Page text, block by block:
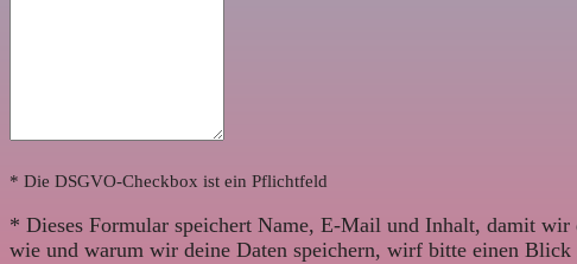
* Die DSGVO-Checkbox ist ein Pflichtfeld
* Dieses Formular speichert Name, E-Mail und Inhalt, damit
wie und warum wir deine Daten speichern, wirf bitte einen Blick